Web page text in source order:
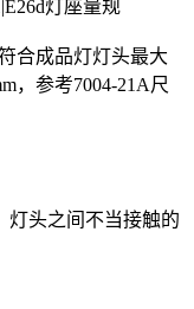
灯座量规
合成品灯灯头最大
，参考7004-21A尺
灯头之间不当接触的